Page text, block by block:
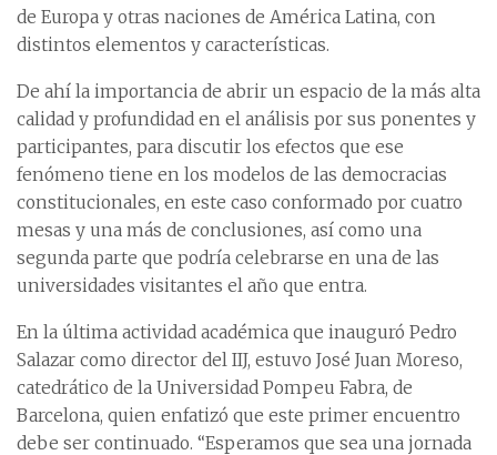
de Europa y otras naciones de América Latina, con
distintos elementos y características.
De ahí la importancia de abrir un espacio de la más alta
calidad y profundidad en el análisis por sus ponentes y
participantes, para discutir los efectos que ese
fenómeno tiene en los modelos de las democracias
constitucionales, en este caso conformado por cuatro
mesas y una más de conclusiones, así como una
segunda parte que podría celebrarse en una de las
universidades visitantes el año que entra.
En la última actividad académica que inauguró Pedro
Salazar como director del IIJ, estuvo José Juan Moreso,
catedrático de la Universidad Pompeu Fabra, de
Barcelona, quien enfatizó que este primer encuentro
debe ser continuado. “Esperamos que sea una jornada